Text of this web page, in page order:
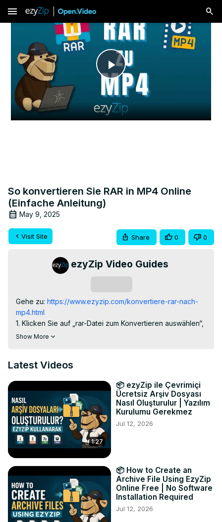
menu
Play
Video
So konvertieren Sie RAR in MP4 Online
(Einfache Anleitung)
May 9, 2025
Visit Site Share 0 0
ezyZip Video Guides
Gehe zu: https://www.ezyzip.com/konvertiere-rar-nach-
mp4.html
1. Klicken Sie auf „rar-Datei zum Konvertieren auswählen“,
um das Dateiauswahlmenü zu öffnen
einzelne mp4-Datei auf Ihrem lokalen Laufwerk zu
https://twitter.com/ezyZip
FACEBOOK:
https://www.facebook.com/ezyzip/
Show More
Latest Videos
1:27
📦 ezyZip ile Çevrimiçi
Ücretsiz Arşiv Dosyası
Nasıl Oluşturulur | Yazılım
Kurulumu Gerekmez
Jul 12, 2026
📦 How to Create an
Archive File Using EzyZip
Online Free | No Software
Installation Required
Jul 12, 2026